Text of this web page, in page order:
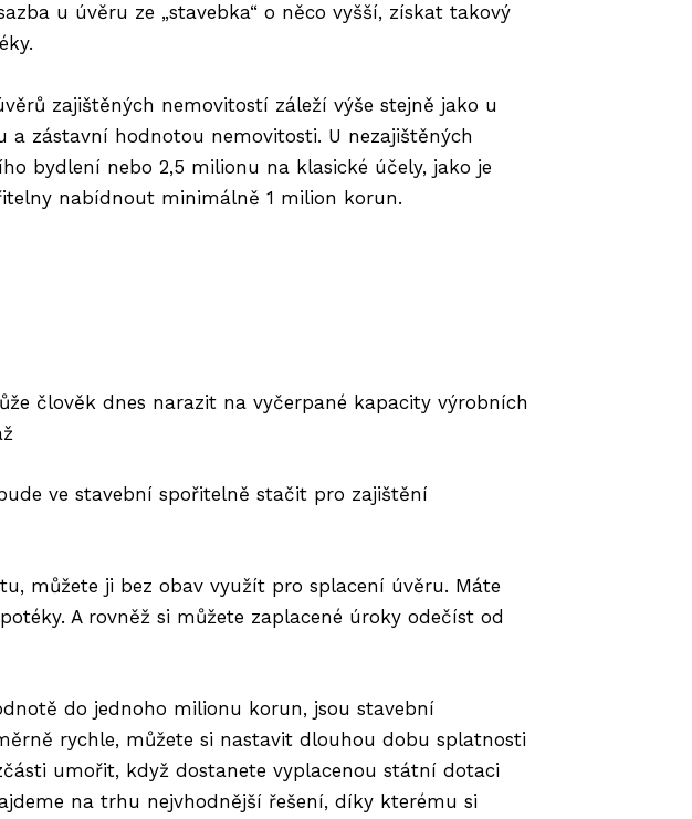
u úvěru ze „stavebka“ o něco vyšší, získat takový
zajištěných nemovitostí záleží výše stejně jako u
zástavní hodnotou nemovitosti. U nezajištěných
bydlení nebo 2,5 milionu na klasické účely, jako je
nabídnout minimálně 1 milion korun.
člověk dnes narazit na vyčerpané kapacity výrobních
ve stavební spořitelně stačit pro zajištění
můžete ji bez obav využít pro splacení úvěru. Máte
A rovněž si můžete zaplacené úroky odečíst od
do jednoho milionu korun, jsou stavební
rychle, můžete si nastavit dlouhou dobu splatnosti
umořit, když dostanete vyplacenou státní dotaci
na trhu nejvhodnější řešení, díky kterému si